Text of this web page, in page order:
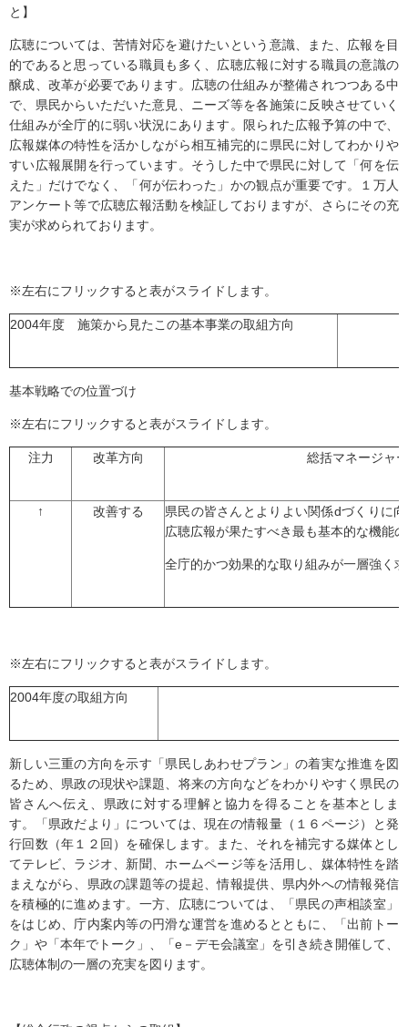
と】
広聴については、苦情対応を避けたいという意識、また、広報を目
的であると思っている職員も多く、広聴広報に対する職員の意識の
醸成、改革が必要であります。広聴の仕組みが整備されつつある中
で、県民からいただいた意見、ニーズ等を各施策に反映させていく
仕組みが全庁的に弱い状況にあります。限られた広報予算の中で、
広報媒体の特性を活かしながら相互補完的に県民に対してわかりや
すい広報展開を行っています。そうした中で県民に対して「何を伝
えた」だけでなく、「何が伝わった」かの観点が重要です。１万人
アンケート等で広聴広報活動を検証しておりますが、さらにその充
実が求められております。
※左右にフリックすると表がスライドします。
2004年度 施策から見たこの基本事業の取組方向
基本戦略での位置づけ
※左右にフリックすると表がスライドします。
注力 改革方向 総括マネージャ
↑ 改善する
県民の皆さんとよりよい関係dづくりに
広聴広報が果たすべき最も基本的な機能
全庁的かつ効果的な取り組みが一層強く
※左右にフリックすると表がスライドします。
2004年度の取組方向
新しい三重の方向を示す「県民しあわせプラン」の着実な推進を図
るため、県政の現状や課題、将来の方向などをわかりやすく県民の
皆さんへ伝え、県政に対する理解と協力を得ることを基本としま
す。「県政だより」については、現在の情報量（１６ページ）と発
行回数（年１２回）を確保します。また、それを補完する媒体とし
てテレビ、ラジオ、新聞、ホームページ等を活用し、媒体特性を踏
まえながら、県政の課題等の提起、情報提供、県内外への情報発信
を積極的に進めます。一方、広聴については、「県民の声相談室」
をはじめ、庁内案内等の円滑な運営を進めるとともに、「出前トー
ク」や「本年でトーク」、「e－デモ会議室」を引き続き開催して、
広聴体制の一層の充実を図ります。